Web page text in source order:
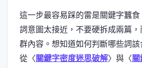
這一步最容易踩的雷是關鍵字蠶
詞意圖太接近，不要硬拆成兩篇
群內容。想知道如何判斷哪些詞
從〈關鍵字密度迷思破解〉與〈